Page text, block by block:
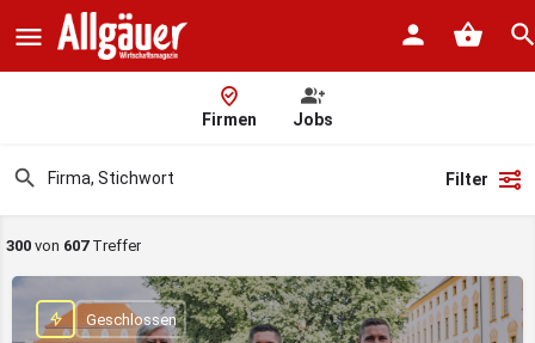
Firmen Jobs
Filter
300 von 607Treffer
Geschlossen